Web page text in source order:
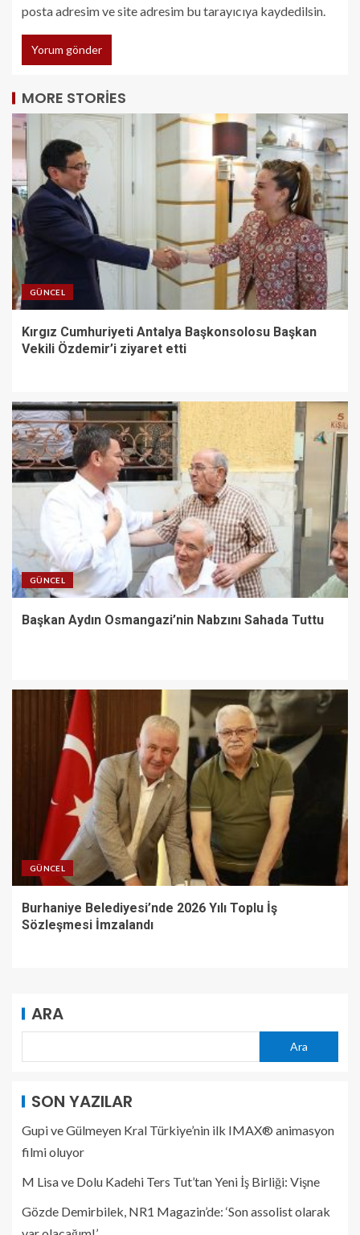
posta adresim ve site adresim bu tarayıcıya kaydedilsin.
MORE STORIES
GÜNCEL
Kırgız Cumhuriyeti Antalya Başkonsolosu Başkan
Vekili Özdemir’i ziyaret etti
GÜNCEL
Başkan Aydın Osmangazi’nin Nabzını Sahada Tuttu
GÜNCEL
Burhaniye Belediyesi’nde 2026 Yılı Toplu İş
Sözleşmesi İmzalandı
ARA
Ara
SON YAZILAR
Gupi ve Gülmeyen Kral Türkiye’nin ilk IMAX® animasyon
filmi oluyor
M Lisa ve Dolu Kadehi Ters Tut’tan Yeni İş Birliği: Vişne
Gözde Demirbilek, NR1 Magazin’de: ‘Son assolist olarak